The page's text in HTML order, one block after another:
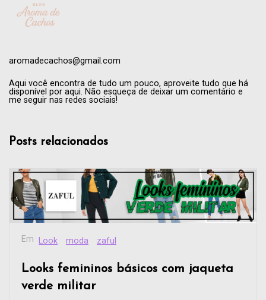
aromadecachos@gmail.com
Aqui você encontra de tudo um pouco, aproveite tudo que há
disponível por aqui. Não esqueça de deixar um comentário e
me seguir nas redes sociais!
Posts relacionados
Em bota calçado coleção
coleções de Outono/inverno da Zariff